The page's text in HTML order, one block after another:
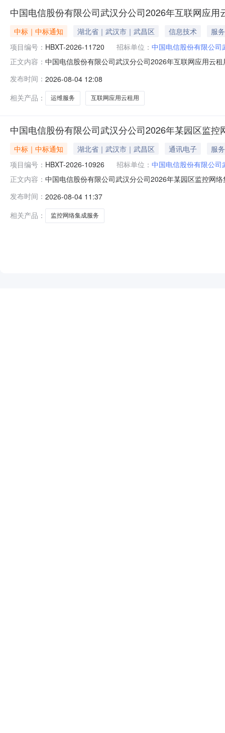
中国电信股份有限公司武汉分公司2026年互联网应
中标｜中标通知 湖北省｜武汉市｜武昌区 信息技术
服务
项目编号： HBXT-2026-11720 招标单位： 中国电信股份有限公司
正文内容： 中国电信股份有限公司武汉分公司2026年互联网应用云
询比项目结果如下：排名成交供应商名称1武汉宜信通科
果公示.pdf
发布时间： 2026-08-04 12:08
相关产品：
运维服务 互联网应用云租用
中国电信股份有限公司武汉分公司2026年某园区监
中标｜中标通知 湖北省｜武汉市｜武昌区 通讯电子
服务
项目编号： HBXT-2026-10926 招标单位： 中国电信股份有限公司
正文内容： 中国电信股份有限公司武汉分公司2026年某园区监控网
下：排名成交供应商名称1武汉航飞科技有限公司采购人
发布时间： 2026-08-04 11:37
相关产品：
监控网络集成服务